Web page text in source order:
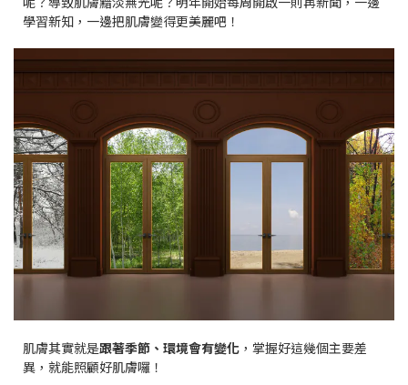
學習新知，一邊把肌膚變得更美麗吧！
肌膚其實就是跟著季節、環境會有變化 ，掌握好這幾個主要差
異，就能照顧好肌膚囉！